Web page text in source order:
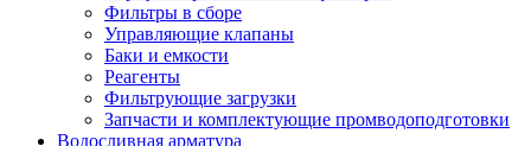
Фильтры в сборе
Управляющие клапаны
Баки и емкости
Реагенты
Фильтрующие загрузки
Запчасти и комплектующие промводоподготовки
Водосливная арматура